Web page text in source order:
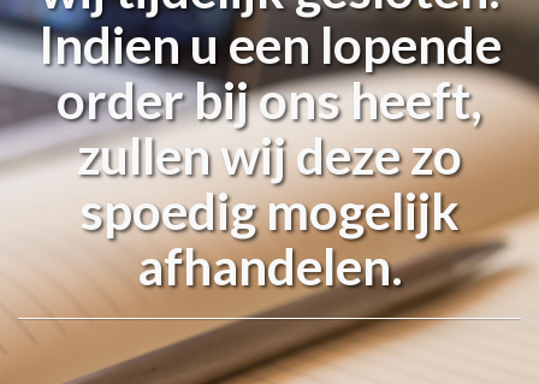
Indien u een lopende
order bij ons heeft,
zullen wij deze zo
spoedig mogelijk
afhandelen.